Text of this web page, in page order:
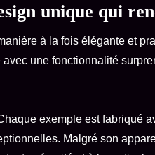
unique qui
à la fois élégante et
une fonctionnalité
exemple est fabriqué
Malgré son